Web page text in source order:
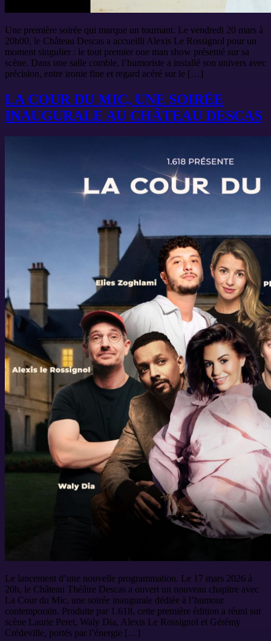
Une première soirée qui marque un tournant. Le vendredi 20 mars à
20h00, le Château Descas a accueilli Alexis Le Rossignol pour un
moment singulier : le tout premier one man show présenté sur sa
scène. Dans une salle comble, l’humoriste a installé son univers avec
précision, entre ironie fine et regard acéré sur le […]
LA COUR DU MIC, UNE SOIRÉE
INAUGURALE AU CHÂTEAU DESCAS
Le lancement d’une nouvelle programmation. Le 17 mars 2026 à
20h, le Château Théâtre Descas a ouvert un nouveau chapitre avec
La Cour du Mic, une soirée inaugurale dédiée à l’humour
contemporain. Produite par 1.618, cette première édition a réuni sur
scène Laurie Peret, Waly Dia, Alexis Le Rossignol et Gérémy
Crédeville, portés par l’énergie […]